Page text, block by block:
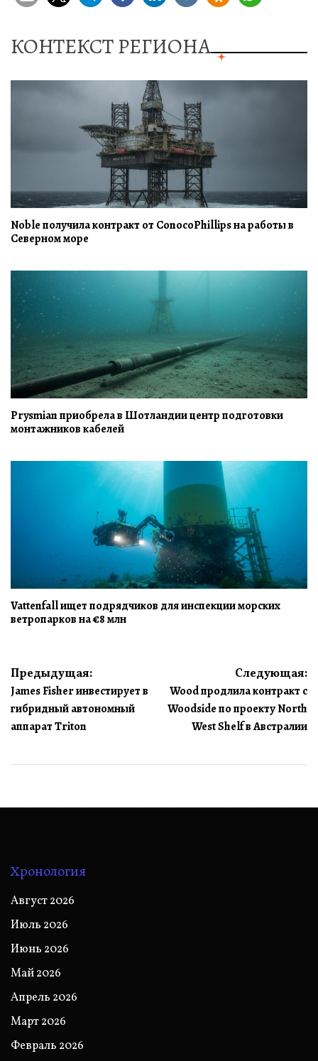
КОНТЕКСТ РЕГИОНА
Noble получила контракт от ConocoPhillips на работы в
Северном море
Prysmian приобрела в Шотландии центр подготовки
монтажников кабелей
Vattenfall ищет подрядчиков для инспекции морских
ветропарков на €8 млн
Навигация
по
записям
Предыдущая:
James Fisher инвестирует в
гибридный автономный
аппарат Triton
Следующая:
Wood продлила контракт с
Woodside по проекту North
West Shelf в Австралии
Хронология
Август 2026
Июль 2026
Июнь 2026
Май 2026
Апрель 2026
Март 2026
Февраль 2026